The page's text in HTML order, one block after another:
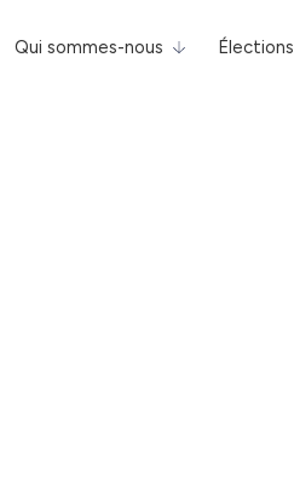
Qui sommes-nous Élections